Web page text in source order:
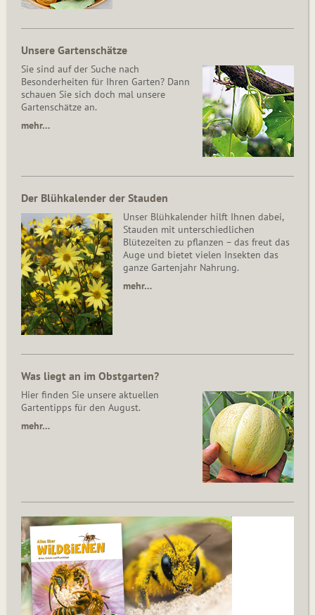
Unsere Gartenschätze
Sie sind auf der Suche nach
Besonderheiten für Ihren Garten? Dann
schauen Sie sich doch mal unsere
Gartenschätze an.
mehr…
Der Blühkalender der Stauden
Unser Blühkalender hilft Ihnen dabei,
Stauden mit unterschiedlichen
Blütezeiten zu pflanzen – das freut das
Auge und bietet vielen Insekten das
ganze Gartenjahr Nahrung.
mehr…
Was liegt an im Obstgarten?
Hier finden Sie unsere aktuellen
Gartentipps für den August.
mehr…